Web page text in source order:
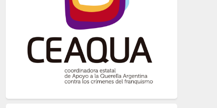
neofranquismo
(567)
Justicia Universal
Derechos Humanos
(522)
Nacionalcatolicismo
(514)